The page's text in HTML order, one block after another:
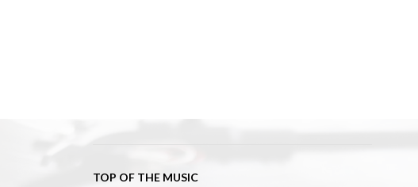
TOP OF THE MUSIC